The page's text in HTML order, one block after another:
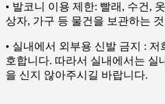
• 발코니 이용 제한: 빨래, 수건,
상자, 가구 등 물건을 보관하는
• 실내에서 외부용 신발 금지 :
호합니다. 따라서 실내에서는 실
을 신지 않아주시길 바랍니다.